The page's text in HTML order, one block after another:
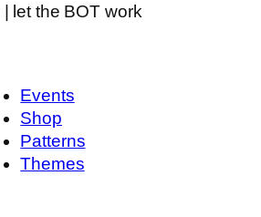
let the BOT work
Events
Shop
Patterns
Themes